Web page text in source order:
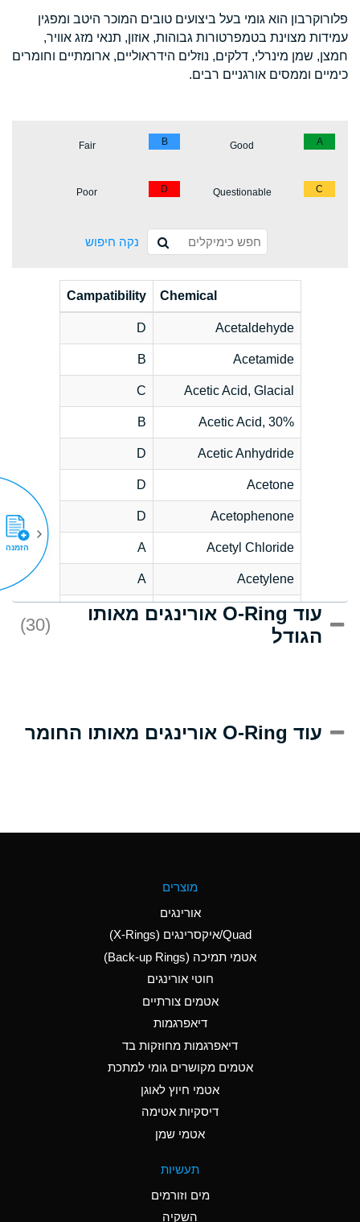
פלורוקרבון הוא גומי בעל ביצועים טובים המוכר היטב ומפגין
עמידות מצוינת בטמפרטורות גבוהות, אוזון, תנאי מזג אוויר,
חמצן, שמן מינרלי, דלקים, נוזלים הידראוליים, ארומתיים וחומרים
כימיים וממסים אורגניים רבים.
A
Good
B
Fair
C
Questionable
D
Poor
נקה חיפוש
Chemical
Campatibility
Acetaldehyde
D
Acetamide
B
Acetic Acid, Glacial
C
Acetic Acid, 30%
B
Acetic Anhydride
D
Acetone
D
Acetophenone
D
Acetyl Chloride
A
Acetylene
A
Acrlylonitrile
C
Adipic Acid
(Aqueous)
Aluminum Nitrate
(Aqueous)
Aluminum Phosphate
Ammonia Anhydrous
D
Ammonia Gas (cold)
D
Ammonia Gas (hot)
עוד O-Ring אורינגים מאותו
הגודל
(30)
עוד O-Ring אורינגים מאותו החומר
מוצרים
אורינגים
Quad/איקסרינגים (X-Rings)
אטמי תמיכה (Back-up Rings)
חוטי אורינגים
אטמים צורתיים
דיאפרגמות
דיאפרגמות מחוזקות בד
אטמים מקושרים גומי למתכת
אטמי חיוץ לאוגן
דיסקיות אטימה
אטמי שמן
תעשיות
מים וזורמים
השקיה
הזמנה